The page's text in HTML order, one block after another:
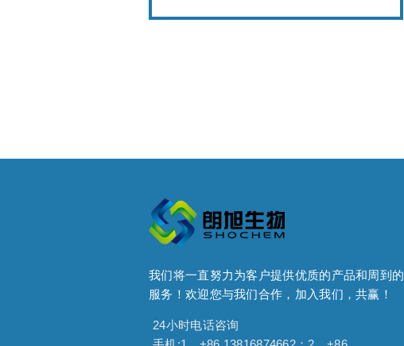
我们将一直努力为客户提供优质的产品和周到的
服务！欢迎您与我们合作，加入我们，共赢！
24小时电话咨询